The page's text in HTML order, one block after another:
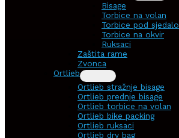
Bisage
Torbice na volan
Torbice pod sjedalo
Torbice na okvir
Ruksaci
Zaštita rame
Zvonca
Ortlieb
Ortlieb stražnje bisage
Ortlieb prednje bisage
Ortlieb torbice na volan
Ortlieb bike packing
Ortlieb ruksaci
Ortlieb dry bag